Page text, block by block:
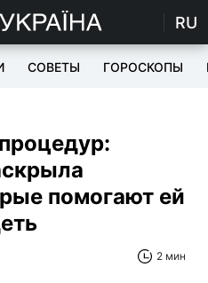
RU
СОВЕТЫ ГОРОСКОПЫ
помогают ей
2 мин